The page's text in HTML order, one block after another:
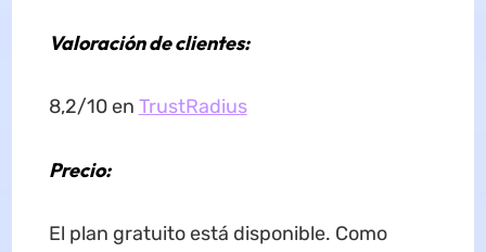
Valoración de clientes:
8,2/10 en TrustRadius
Precio:
El plan gratuito está disponible. Como